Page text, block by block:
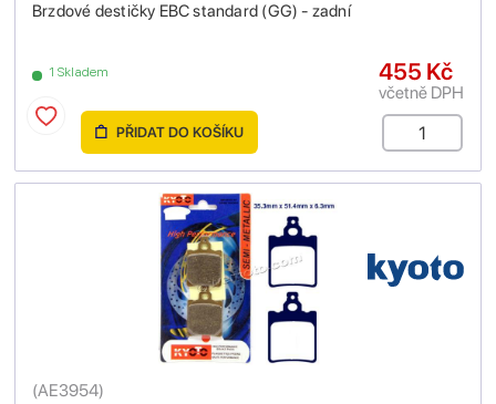
Brzdové destičky EBC standard (GG) - zadní
1 Skladem 455 Kč
včetně DPH
PŘIDAT DO KOŠÍKU
(AE3954)